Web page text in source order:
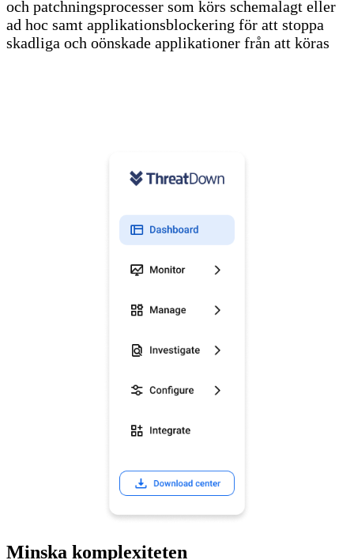
och patchningsprocesser som körs schemalagt eller
ad hoc samt applikationsblockering för att stoppa
skadliga och oönskade applikationer från att köras
Minska komplexiteten